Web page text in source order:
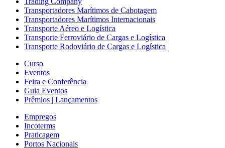
Transportadores Marítimos de Cabotagem
Transportadores Marítimos Internacionais
Transporte Aéreo e Logística
Transporte Ferroviário de Cargas e Logística
Transporte Rodoviário de Cargas e Logística
Curso
Eventos
Feira e Conferência
Guia Eventos
Prêmios | Lançamentos
Empregos
Incoterms
Praticagem
Portos Nacionais